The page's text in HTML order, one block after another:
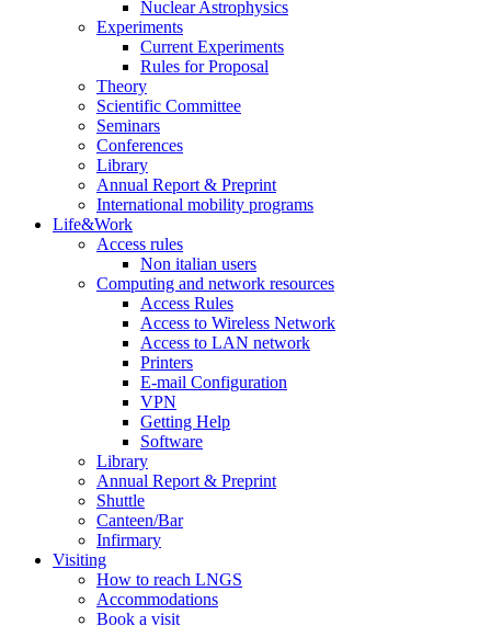
Nuclear Astrophysics
Experiments
Current Experiments
Rules for Proposal
Theory
Scientific Committee
Seminars
Conferences
Library
Annual Report & Preprint
International mobility programs
Life&Work
Access rules
Non italian users
Computing and network resources
Access Rules
Access to Wireless Network
Access to LAN network
Printers
E-mail Configuration
VPN
Getting Help
Software
Library
Annual Report & Preprint
Shuttle
Canteen/Bar
Infirmary
Visiting
How to reach LNGS
Accommodations
Book a visit